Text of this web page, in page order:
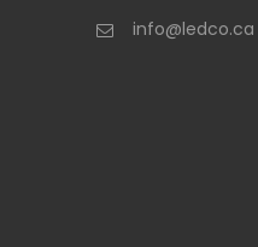
info@ledco.ca